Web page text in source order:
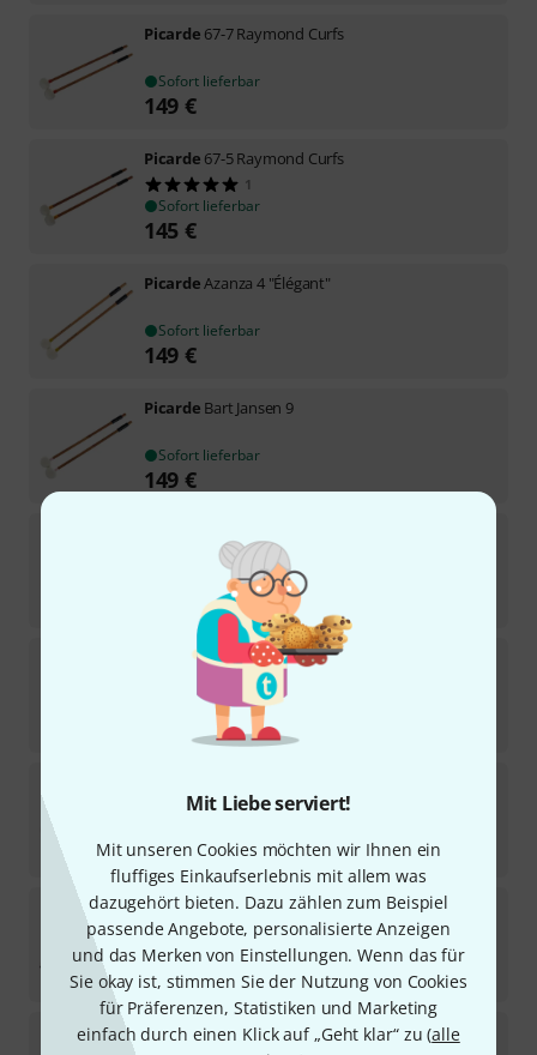
Mit Liebe serviert!
Mit unseren Cookies möchten wir Ihnen ein
fluffiges Einkaufserlebnis mit allem was
dazugehört bieten. Dazu zählen zum Beispiel
passende Angebote, personalisierte Anzeigen
und das Merken von Einstellungen. Wenn das für
Sie okay ist, stimmen Sie der Nutzung von Cookies
für Präferenzen, Statistiken und Marketing
einfach durch einen Klick auf „Geht klar“ zu (alle
Picarde 67-7 Raymond Curfs
Sofort lieferbar
149 €
Picarde 67-5 Raymond Curfs
1
Sofort lieferbar
145 €
PicardeAzanza 4 "Élégant"
Sofort lieferbar
149 €
Picarde Bart Jansen 9
Sofort lieferbar
149 €
Sofort lieferbar
PicardeBart Jansen FLM 21.35
Sofort lieferbar
135€
PicardeBart Jansen FLD 21.34
Sofort lieferbar
139 €
PicardeBart Jansen FLM 24.34